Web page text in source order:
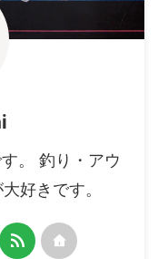
。 釣り・アウ
好きです。